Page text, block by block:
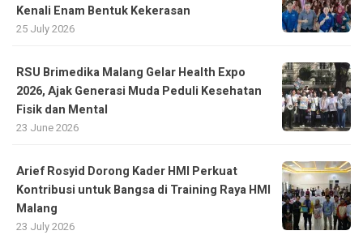
Kenali Enam Bentuk Kekerasan
25 July 2026
RSU Brimedika Malang Gelar Health Expo
2026, Ajak Generasi Muda Peduli Kesehatan
Fisik dan Mental
23 June 2026
Arief Rosyid Dorong Kader HMI Perkuat
Kontribusi untuk Bangsa di Training Raya HMI
Malang
23 July 2026